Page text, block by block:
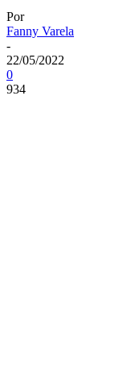
Por
Fanny Varela
-
22/05/2022
0
934